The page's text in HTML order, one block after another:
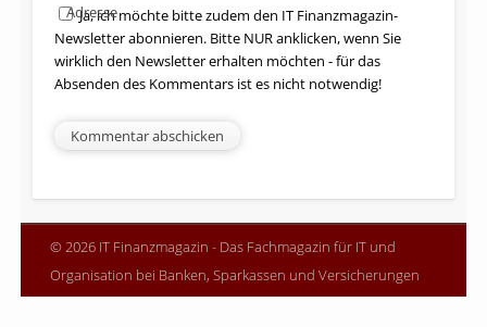
Adresse
Ja, ich möchte bitte zudem den IT Finanzmagazin-
Newsletter abonnieren. Bitte NUR anklicken, wenn Sie
wirklich den Newsletter erhalten möchten - für das
Absenden des Kommentars ist es nicht notwendig!
© 2026 IT Finanzmagazin - Das Fachmagazin für IT und
Organisation bei Banken, Sparkassen und Versicherungen